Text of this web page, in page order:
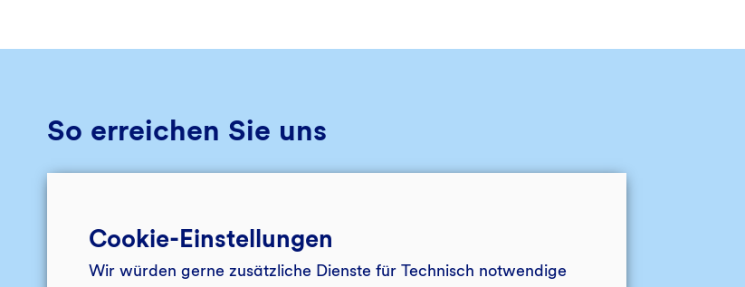
So erreichen Sie uns
Kontakt
Cookie-Einstellungen
Wir würden gerne zusätzliche Dienste für Technisch notwendige